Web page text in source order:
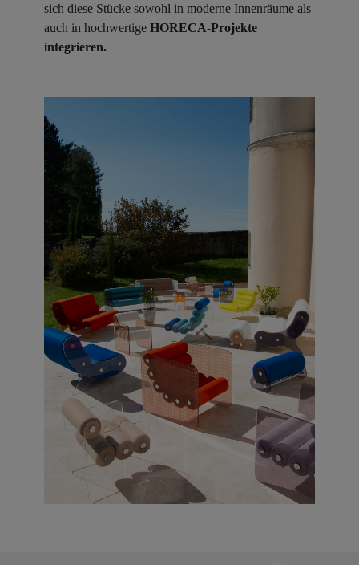
sich diese Stücke sowohl in moderne Innenräume als
auch in hochwertige HORECA-Projekte
integrieren.